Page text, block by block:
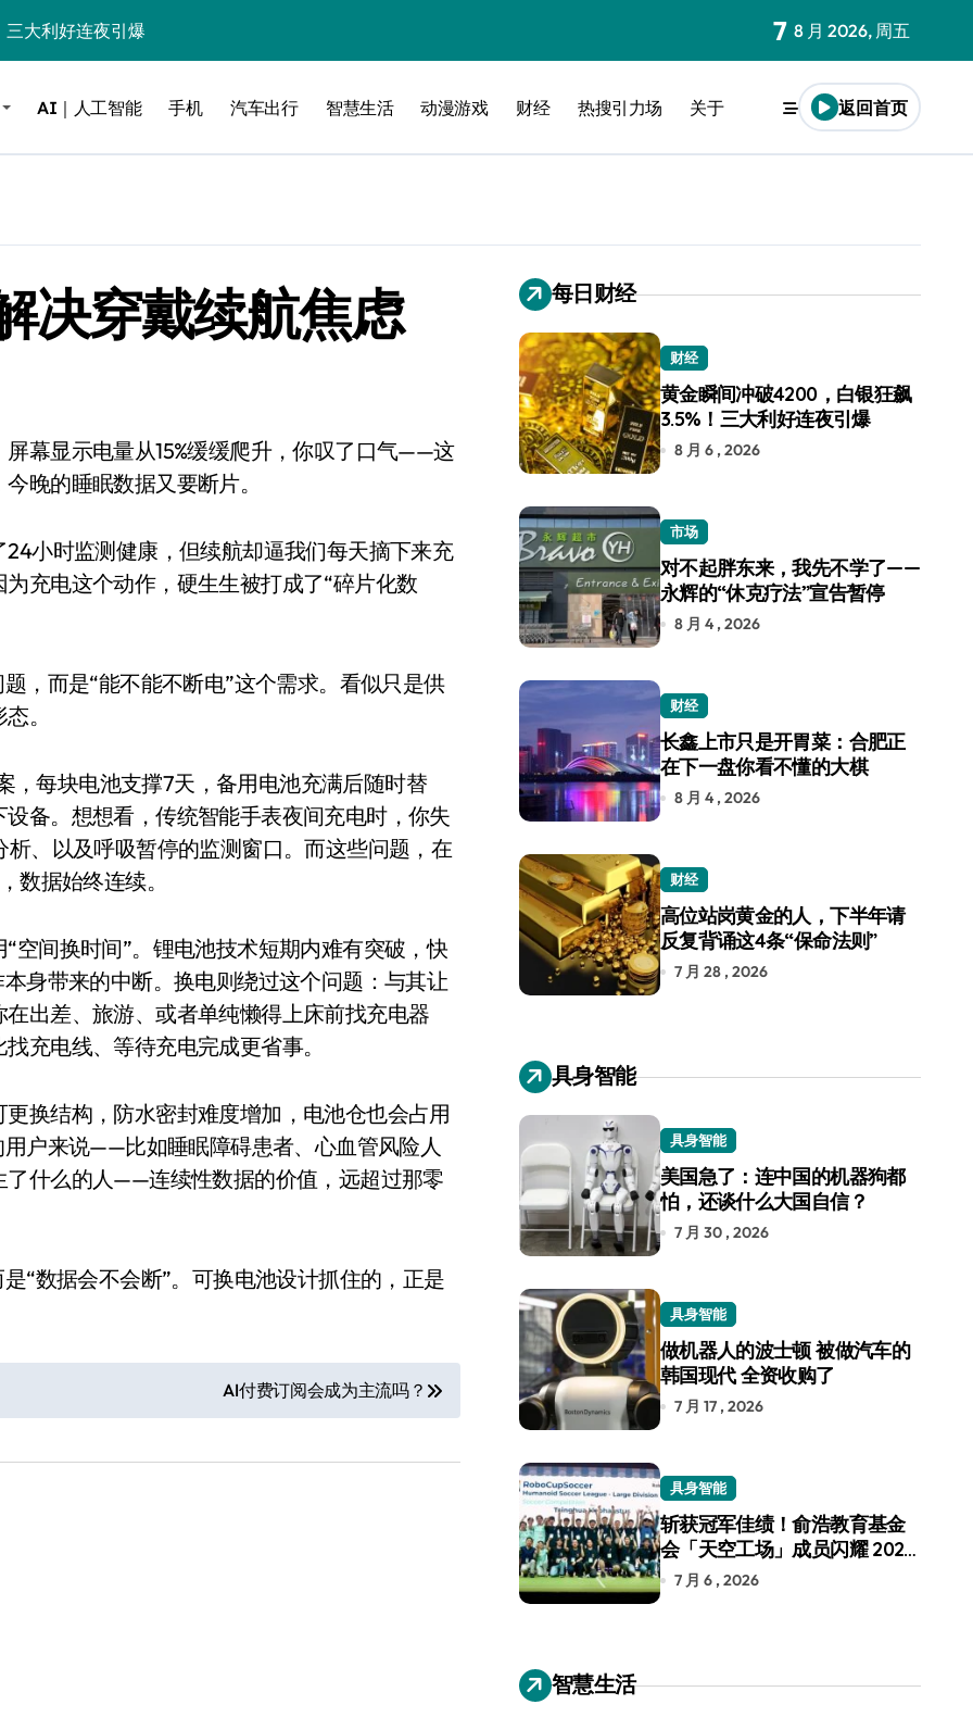
大利好连夜引爆
，但最狠的是那个机械音
、网络瘫了，微软这次真急了
“垂帘听政”？
配？闪迪这波操作太狠了
技术给了AI
亿的债
机教你3招真·快充
了：车内不是广告屏！
的终极对决
，你中招了吗？
不值得冲？
Mini LED全球话语权
休克疗法”宣告暂停
版逼近4800
你看不懂的大棋
做错了
能“以盘换数”了？
+种草
却学不会？一文讲透
台，技术创新驱动多品类增长
7 8 月 2026, 周五
AI｜人工智能 手机 汽车出行 智慧生活 动漫游戏 财经 热搜引力场 关于 返回首页
决穿戴续航焦虑
晚的睡眠数据又要断片。
小时监测健康，但续航却逼我们每天摘下来充
充电这个动作，硬生生被打成了“碎片化数
，而是“能不能不断电”这个需求。看似只是供
。
，每块电池支撑7天，备用电池充满后随时替
备。想想看，传统智能手表夜间充电时，你失
、以及呼吸暂停的监测窗口。而这些问题，在
数据始终连续。
空间换时间”。锂电池技术短期内难有突破，快
身带来的中断。换电则绕过这个问题：与其让
出差、旅游、或者单纯懒得上床前找充电器
充电线、等待充电完成更省事。
换结构，防水密封难度增加，电池仓也会占用
户来说——比如睡眠障碍患者、心血管风险人
什么的人——连续性数据的价值，远超过那零
“数据会不会断”。可换电池设计抓住的，正是
AI付费订阅会成为主流吗？
每日财经
财经
黄金瞬间冲破4200，白银狂飙
3.5%！三大利好连夜引爆
8 月 6 , 2026
市场
对不起胖东来，我先不学了——
永辉的“休克疗法”宣告暂停
8 月 4 , 2026
财经
长鑫上市只是开胃菜：合肥正
在下一盘你看不懂的大棋
8 月 4 , 2026
财经
高位站岗黄金的人，下半年请
反复背诵这4条“保命法则”
7 月 28 , 2026
具身智能
具身智能
美国急了：连中国的机器狗都
怕，还谈什么大国自信？
7 月 30 , 2026
具身智能
做机器人的波士顿 被做汽车的
韩国现代 全资收购了
7 月 17 , 2026
具身智能
斩获冠军佳绩！俞浩教育基金
会「天空工场」成员闪耀 2026
RoboCup 机器人世界杯
7 月 6 , 2026
智慧生活